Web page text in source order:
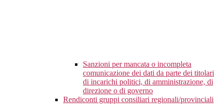
Sanzioni per mancata o incompleta
comunicazione dei dati da parte dei titolari
di incarichi politici, di amministrazione, di
direzione o di governo
Rendiconti gruppi consiliari regionali/provinciali